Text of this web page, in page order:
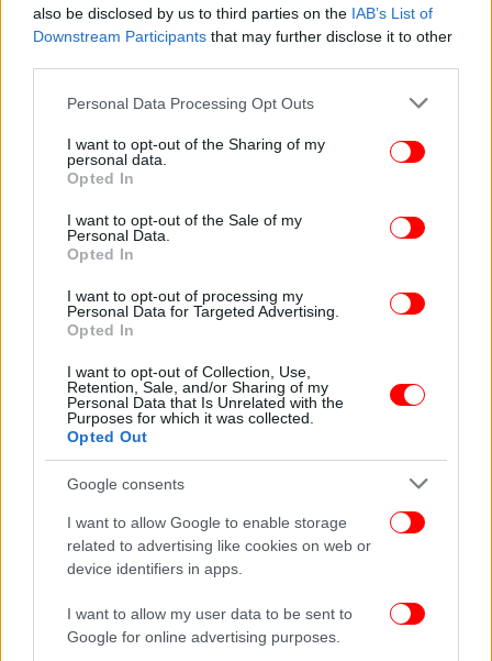
also be disclosed by us to third parties on the IAB’s List of
Downstream Participants that may further disclose it to other
Please note that this website/app uses one or more Google
not limited to your visit or usage behaviour. You may click to
grant or deny consent to Google and its third-party tags to
use your data for below specified purposes in below Google
consent section.
Personal Data Processing Opt Outs
I want to opt-out of the Sharing of my
personal data.
Opted In
I want to opt-out of the Sale of my
Personal Data.
Opted In
I want to opt-out of processing my
Personal Data for Targeted Advertising.
Opted In
I want to opt-out of Collection, Use,
Retention, Sale, and/or Sharing of my
Personal Data that Is Unrelated with the
Purposes for which it was collected.
Opted Out
Google consents
I want to allow Google to enable storage
related to advertising like cookies on web or
device identifiers in apps.
I want to allow my user data to be sent to
Google for online advertising purposes.
ΠΕΡΙΣΣΟΤΕΡΑ ΒΙΝΤΕΟ
Ακολουθήστε το στο Google News
και μάθετε
πρώτοι όλες τις ειδήσεις
Δείτε όλες τις τελευταίεςΕιδήσειςαπό την Ελλάδα και τον Κόσμο,
ΔΙΑΒΑΣΤΕ ΠΕΡΙΣΣΟΤΕΡΑ